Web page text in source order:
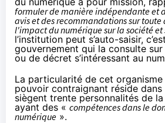
formuler de manière indépendante et
avis et des recommandations sur
l'impact du numérique sur la société
l’institution peut s’auto-saisir,
gouvernement qui la consulte
ou de décret s’intéressant au
La particularité de cet
pouvoir contraignant réside
siègent trente personnalités de
ayant des « compétences dans le
numérique ».